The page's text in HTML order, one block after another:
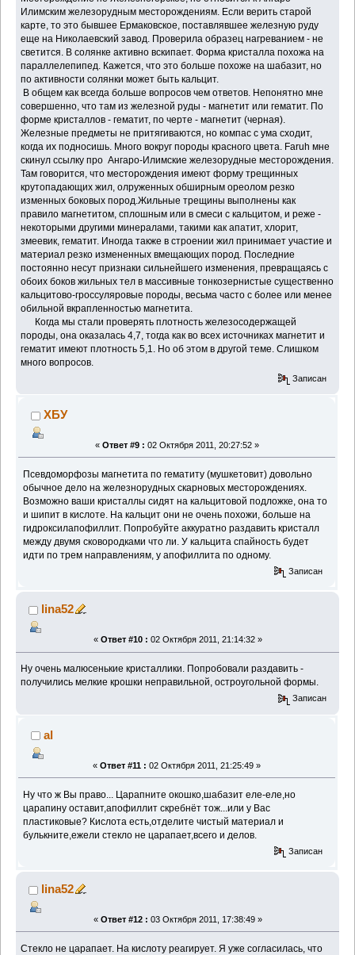
Илимским железорудным месторождениям. Если верить старой
карте, то это бывшее Ермаковское, поставлявшее железную руду
еще на Николаевский завод. Проверила образец нагреванием - не
светится. В солянке активно вскипает. Форма кристалла похожа на
параллелепипед. Кажется, что это больше похоже на шабазит, но
по активности солянки может быть кальцит.
В общем как всегда больше вопросов чем ответов. Непонятно мне
совершенно, что там из железной руды - магнетит или гематит. По
форме кристаллов - гематит, по черте - магнетит (черная).
Железные предметы не притягиваются, но компас с ума сходит,
когда их подносишь. Много вокруг породы красного цвета. Faruh мне
скинул ссылку про Ангаро-Илимские железорудные месторождения.
Там говорится, что месторождения имеют форму трещинных
крутопадающих жил, олруженных обширным ореолом резко
изменных боковых пород.Жильные трещины выполнены как
правило магнетитом, сплошным или в смеси с кальцитом, и реже -
некоторыми другими минералами, такими как апатит, хлорит,
змеевик, гематит. Иногда также в строении жил принимает участие и
материал резко измененных вмещающих пород. Последние
постоянно несут признаки сильнейшего изменения, превращаясь с
обоих боков жильных тел в массивные тонкозернистые существенно
кальцитово-гроссуляровые породы, весьма часто с более или менее
обильной вкрапленностью магнетита.
Когда мы стали проверять плотность железосодержащей
породы, она оказалась 4,7, тогда как во всех источниках магнетит и
гематит имеют плотность 5,1. Но об этом в другой теме. Слишком
много вопросов.
Записан
ХБУ
« Ответ #9 : 02 Октября 2011, 20:27:52 »
Псевдоморфозы магнетита по гематиту (мушкетовит) довольно
обычное дело на железнорудных скарновых месторождениях.
Возможно ваши кристаллы сидят на кальцитовой подложке, она то
и шипит в кислоте. На кальцит они не очень похожи, больше на
гидроксилапофиллит. Попробуйте аккуратно раздавить кристалл
между двумя сковородками что ли. У кальцита спайность будет
идти по трем направлениям, у апофиллита по одному.
Записан
lina52
« Ответ #10 : 02 Октября 2011, 21:14:32 »
Ну очень малюсенькие кристаллики. Попробовали раздавить -
получились мелкие крошки неправильной, остроугольной формы.
Записан
al
« Ответ #11 : 02 Октября 2011, 21:25:49 »
Ну что ж Вы право... Царапните окошко,шабазит еле-еле,но
царапину оставит,апофиллит скребнёт тож...или у Вас
пластиковые? Кислота есть,отделите чистый материал и
булькните,ежели стекло не царапает,всего и делов.
Записан
lina52
« Ответ #12 : 03 Октября 2011, 17:38:49 »
Стекло не царапает. На кислоту реагирует. Я уже согласилась, что